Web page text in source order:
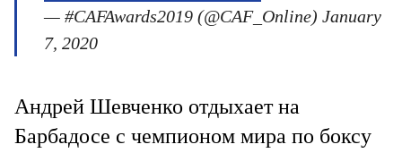
— #CAFAwards2019 (@CAF_Online) January
7, 2020
Андрей Шевченко отдыхает на
Барбадосе с чемпионом мира по боксу